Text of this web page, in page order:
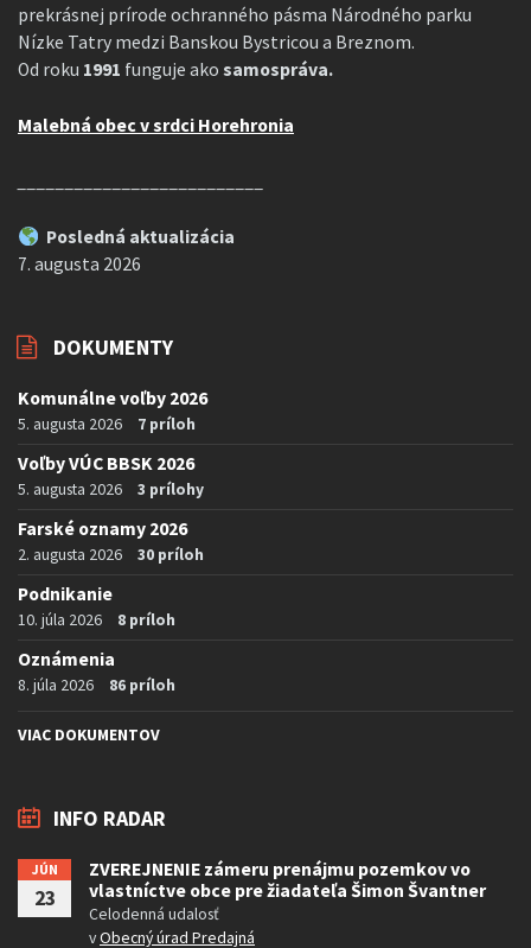
prekrásnej prírode ochranného pásma Národného parku
Nízke Tatry medzi Banskou Bystricou a Breznom.
Od roku 1991 funguje ako samospráva.
Malebná obec v srdci Horehronia
Posledná aktualizácia
7. augusta 2026
DOKUMENTY
Komunálne voľby 2026
5. augusta 2026 7 príloh
Voľby VÚC BBSK 2026
5. augusta 2026 3 prílohy
Farské oznamy 2026
2. augusta 2026 30 príloh
Podnikanie
10. júla 2026 8 príloh
Oznámenia
8. júla 2026 86 príloh
VIAC DOKUMENTOV
INFO RADAR
JÚN
23
ZVEREJNENIE zámeru prenájmu pozemkov vo
vlastníctve obce pre žiadateľa Šimon Švantner
Celodenná udalosť
vObecný úrad Predajná